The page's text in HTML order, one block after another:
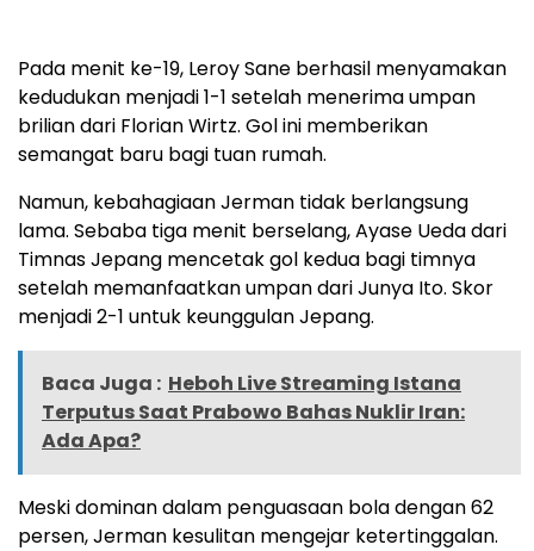
Pada menit ke-19, Leroy Sane berhasil menyamakan
kedudukan menjadi 1-1 setelah menerima umpan
brilian dari Florian Wirtz. Gol ini memberikan
semangat baru bagi tuan rumah.
Namun, kebahagiaan Jerman tidak berlangsung
lama. Sebaba tiga menit berselang, Ayase Ueda dari
Timnas Jepang mencetak gol kedua bagi timnya
setelah memanfaatkan umpan dari Junya Ito. Skor
menjadi 2-1 untuk keunggulan Jepang.
Baca Juga : Heboh Live Streaming Istana
Terputus Saat Prabowo Bahas Nuklir Iran:
Ada Apa?
Meski dominan dalam penguasaan bola dengan 62
persen, Jerman kesulitan mengejar ketertinggalan.